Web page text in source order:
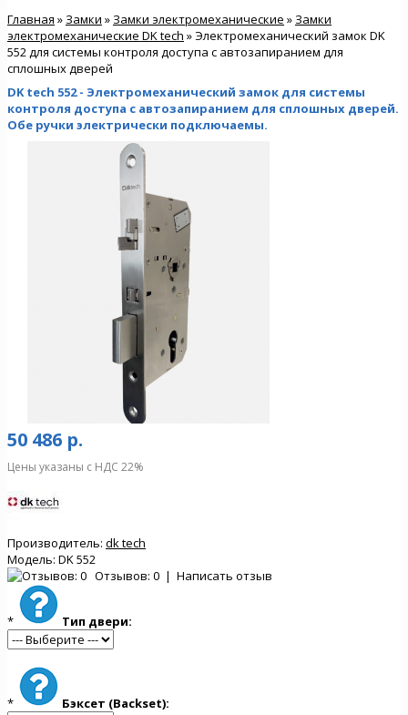
Главная » Замки » Замки электромеханические » Замки
электромеханические DK tech » Электромеханический замок DK
552 для системы контроля доступа с автозапиранием для
сплошных дверей
DK tech 552 - Электромеханический замок для системы
контроля доступа с автозапиранием для сплошных дверей.
Обе ручки электрически подключаемы.
50 486 р.
Цены указаны с НДС 22%
Производитель: dk tech
Модель: DK 552
Отзывов: 0 | Написать отзыв
* Тип двери:
* Бэксет (Backset):